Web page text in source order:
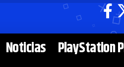
Noticias
PlayStation